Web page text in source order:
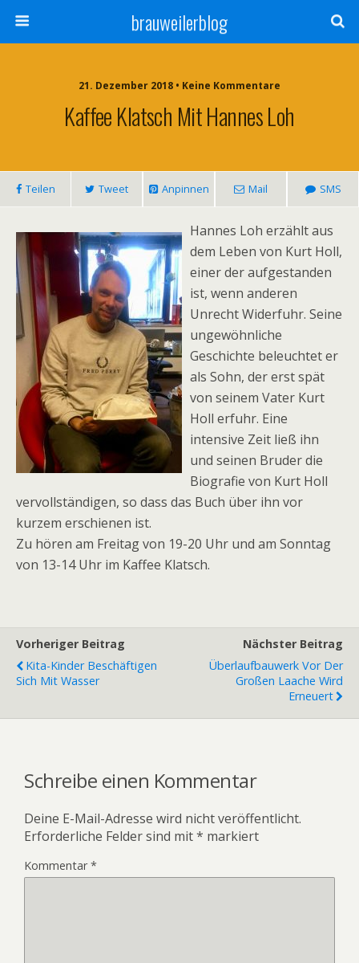
brauweilerblog
21. Dezember 2018 • Keine Kommentare
Kaffee Klatsch Mit Hannes Loh
Teilen Tweet Anpinnen Mail SMS
Hannes Loh erzählt aus
dem Leben von Kurt Holl,
einer der aufgestanden
ist, wenn anderen
Unrecht Widerfuhr. Seine
ungewöhnliche
Geschichte beleuchtet er
als Sohn, der erst spät
von seinem Vater Kurt
Holl erfuhr. Eine
intensive Zeit ließ ihn
und seinen Bruder die
Biografie von Kurt Holl
vervollständigen, so dass das Buch über ihn vor
kurzem erschienen ist.
Zu hören am Freitag von 19-20 Uhr und am Sonntag
von 13-14 Uhr im Kaffee Klatsch.
Vorheriger Beitrag
Kita-Kinder Beschäftigen
Sich Mit Wasser
Nächster Beitrag
Überlaufbauwerk Vor Der
Großen Laache Wird
Erneuert
Schreibe einen Kommentar
Deine E-Mail-Adresse wird nicht veröffentlicht.
Erforderliche Felder sind mit* markiert
Kommentar*